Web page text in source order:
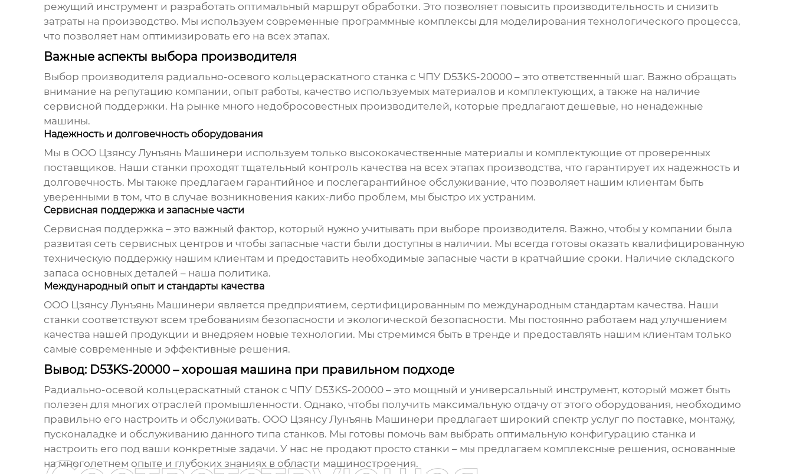
режущий инструмент и разработать оптимальный маршрут обработки. Это позволяет повысить производительность и снизить
затраты на производство. Мы используем современные программные комплексы для моделирования технологического процесса,
что позволяет нам оптимизировать его на всех этапах.
Важные аспекты выбора производителя
Выбор производителя радиально-осевого кольцераскатного станка с ЧПУ D53KS-20000– это ответственный шаг. Важно обращать
внимание на репутацию компании, опыт работы, качество используемых материалов и комплектующих, а также на наличие
сервисной поддержки. На рынке много недобросовестных производителей, которые предлагают дешевые, но ненадежные
машины.
Надежность и долговечность оборудования
Мы в ООО Цзянсу Лунъянь Машинери используем только высококачественные материалы и комплектующие от проверенных
поставщиков. Наши станки проходят тщательный контроль качества на всех этапах производства, что гарантирует их надежность и
долговечность. Мы также предлагаем гарантийное и послегарантийное обслуживание, что позволяет нашим клиентам быть
уверенными в том, что в случае возникновения каких-либо проблем, мы быстро их устраним.
Сервисная поддержка и запасные части
Сервисная поддержка – это важный фактор, который нужно учитывать при выборе производителя. Важно, чтобы у компании была
развитая сеть сервисных центров и чтобы запасные части были доступны в наличии. Мы всегда готовы оказать квалифицированную
техническую поддержку нашим клиентам и предоставить необходимые запасные части в кратчайшие сроки. Наличие складского
запаса основных деталей – наша политика.
Международный опыт и стандарты качества
ООО Цзянсу Лунъянь Машинери является предприятием, сертифицированным по международным стандартам качества. Наши
станки соответствуют всем требованиям безопасности и экологической безопасности. Мы постоянно работаем над улучшением
качества нашей продукции и внедряем новые технологии. Мы стремимся быть в тренде и предоставлять нашим клиентам только
самые современные и эффективные решения.
Вывод: D53KS-20000 – хорошая машина при правильном подходе
Радиально-осевой кольцераскатный станок с ЧПУ D53KS-20000– это мощный и универсальный инструмент, который может быть
полезен для многих отраслей промышленности. Однако, чтобы получить максимальную отдачу от этого оборудования, необходимо
правильно его настроить и обслуживать. ООО Цзянсу Лунъянь Машинери предлагает широкий спектр услуг по поставке, монтажу,
пусконаладке и обслуживанию данного типа станков. Мы готовы помочь вам выбрать оптимальную конфигурацию станка и
настроить его под ваши конкретные задачи. У нас не продают просто станки – мы предлагаем комплексные решения, основанные
на многолетнем опыте и глубоких знаниях в области машиностроения.